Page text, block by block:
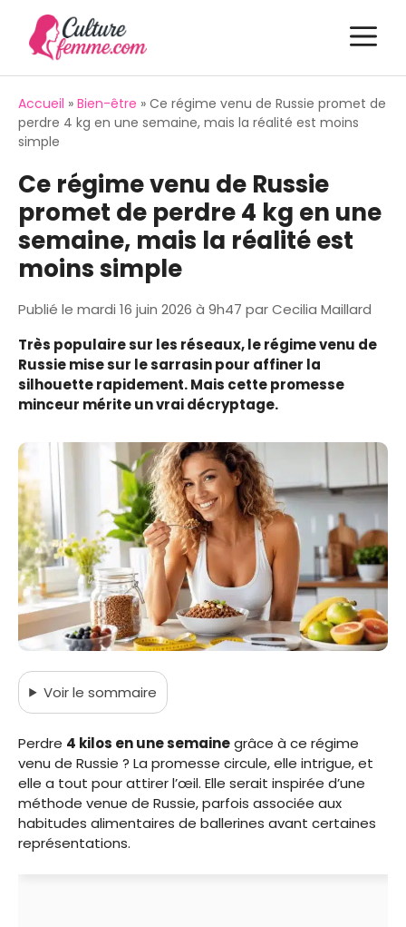
contenu
Accueil » Bien-être » Ce régime venu de Russie promet de
perdre 4 kg en une semaine, mais la réalité est moins
simple
Ce régime venu de Russie
promet de perdre 4 kg en une
semaine, mais la réalité est
moins simple
Publié le mardi 16 juin 2026 à 9h47 parCecilia Maillard
Très populaire sur les réseaux, le régime venu de
Russie mise sur le sarrasin pour affiner la
silhouette rapidement. Mais cette promesse
minceur mérite un vrai décryptage.
Voirle sommaire
Perdre 4 kilos en une semainegrâce à ce régime
venu de Russie ? La promesse circule, elle intrigue, et
elle a tout pour attirer l’œil. Elle serait inspirée d’une
méthode venue de Russie, parfois associée aux
habitudes alimentaires de ballerines avant certaines
représentations.